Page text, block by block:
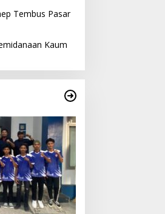
Tembus Pasar
Kaum